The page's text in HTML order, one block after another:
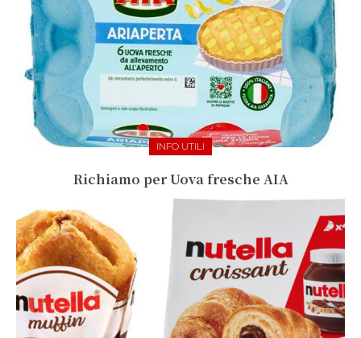
INFO UTILI
Richiamo per Uova fresche AIA